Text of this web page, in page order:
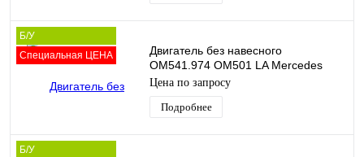
Б/У
Специальная ЦЕНА
Двигатель без навесного
OM541.974 OM501 LA Mercedes
Benz A0020106500
Цена по запросу
Подробнее
Б/У